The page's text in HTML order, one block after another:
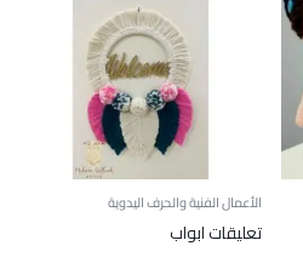
الأعمال الفنية والحرف اليدوية
تعليقات ابواب